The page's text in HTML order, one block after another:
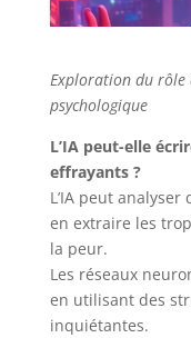
Exploration du rôle
psychologique
L’IA peut-elle
effrayants ?
L’IA peut
en extraire les
la peur.
Les réseaux
en utilisant des
inquiétantes.